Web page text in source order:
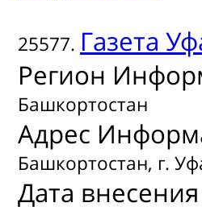
25577. Газета
Регион
Башкортостан
Адрес
Башкортостан, г.
Дата